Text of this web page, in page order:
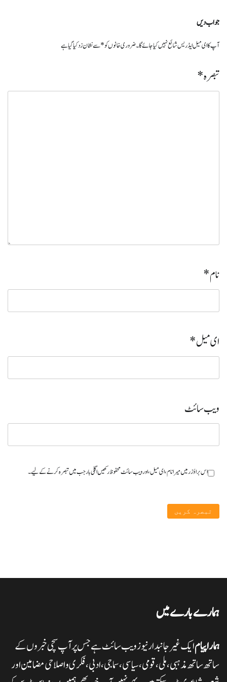
جواب دیں
آپ کا ای میل ایڈریس شائع نہیں کیا جائے گا۔ضروری خانوں کو*سے نشان زد کیا گیا ہے
تبصرہ*
نام*
ای میل*
ویب‌ سائٹ
اس براؤزر میں میرا نام، ای میل، اور ویب سائٹ محفوظ رکھیں اگلی بار جب میں تبصرہ کرنے کےلیے۔
ہمارے بارے میں
ہمارا پیامایک غیر جانبدار نیوز ویب سائٹ ہے جس پر آپ سچی خبروں کے
ساتھ ساتھ مذہبی، ملی،قومی، سیاسی، سماجی، ادبی، فکری و اصلاحی مضامین اور